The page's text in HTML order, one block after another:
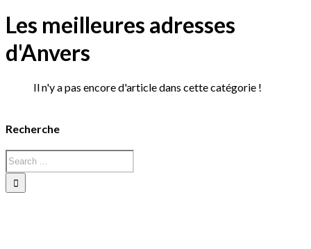
Les meilleures adresses
d'Anvers
Il n'y a pas encore d'article dans cette catégorie !
Recherche